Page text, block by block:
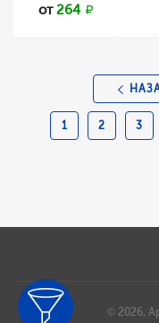
от264
1 2 3
© 2026,